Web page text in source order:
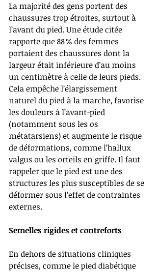
La majorité des gens portent des
chaussures trop étroites, surtout à
l’avant du pied. Une étude citée
rapporte que 88 % des femmes
portaient des chaussures dont la
largeur était inférieure d’au moins
un centimètre à celle de leurs pieds.
Cela empêche l’élargissement
naturel du pied à la marche, favorise
les douleurs à l’avant-pied
(notamment sous les os
métatarsiens) et augmente le risque
de déformations, comme l’hallux
valgus ou les orteils en griffe. Il faut
rappeler que le pied est une des
structures les plus susceptibles de se
déformer sous l’effet de contraintes
externes.
Semelles rigides et contreforts
En dehors de situations cliniques
précises, comme le pied diabétique